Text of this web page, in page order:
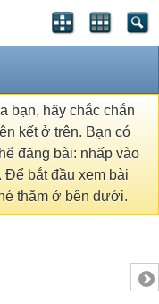
bạn, hãy chắc chắn
kết ở trên. Bạn có
đăng bài: nhấp vào
Để bắt đầu xem bài
thăm ở bên dưới.